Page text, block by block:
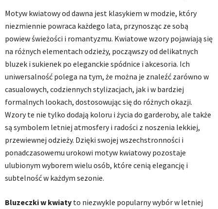
Motyw kwiatowy od dawna jest klasykiem w modzie, który
niezmiennie powraca każdego lata, przynosząc ze sobą
powiew świeżości i romantyzmu. Kwiatowe wzory pojawiają się
na różnych elementach odzieży, począwszy od delikatnych
bluzek i sukienek po eleganckie spódnice i akcesoria. Ich
uniwersalność polega na tym, że można je znaleźć zarówno w
casualowych, codziennych stylizacjach, jak i w bardziej
formalnych lookach, dostosowując się do różnych okazji.
Wzory te nie tylko dodają koloru i życia do garderoby, ale także
są symbolem letniej atmosfery i radości z noszenia lekkiej,
przewiewnej odzieży. Dzięki swojej wszechstronności i
ponadczasowemu urokowi motyw kwiatowy pozostaje
ulubionym wyborem wielu osób, które cenią elegancję i
subtelność w każdym sezonie.
Bluzeczki w kwiaty to niezwykle popularny wybór w letniej